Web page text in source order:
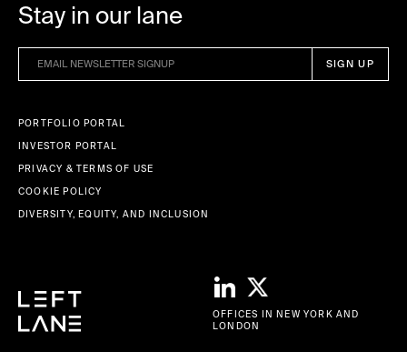
Stay in our lane
OFFICES IN NEW YORK AND
LONDON
PORTFOLIO PORTAL
INVESTOR PORTAL
PRIVACY & TERMS OF USE
COOKIE POLICY
DIVERSITY, EQUITY, AND INCLUSION